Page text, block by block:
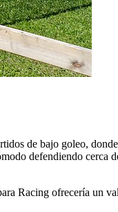
de bajo goleo,
defendiendo cerca
Racing ofrecería un